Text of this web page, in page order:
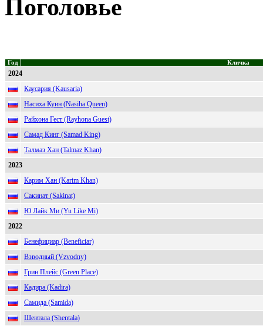
Поголовье
Год Кличка
2024
Каусария (Kausaria)
Насиха Куин (Nasiha Queen)
Райхона Гест (Rayhona Guest)
Самад Кинг (Samad King)
Талмаз Хан (Talmaz Khan)
2023
Карим Хан (Karim Khan)
Сакинат (Sakinat)
Ю Лайк Ми (Yu Like Mi)
2022
Бенефициар (Beneficiar)
Взводный (Vzvodny)
Грин Плейс (Green Place)
Кадира (Kadira)
Самида (Samida)
Шентала (Shentala)